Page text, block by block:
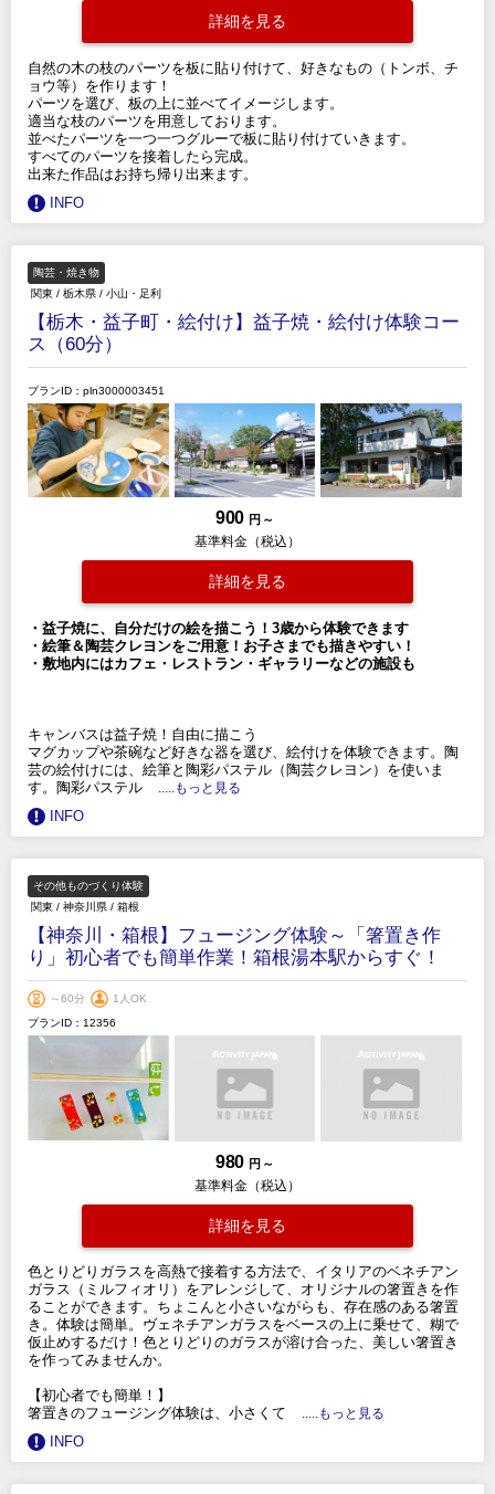
詳細を見る
自然の木の枝のパーツを板に貼り付けて、好きなもの（トンボ、チ
ョウ等）を作ります！
パーツを選び、板の上に並べてイメージします。
適当な枝のパーツを用意しております。
並べたパーツを一つ一つグルーで板に貼り付けていきます。
すべてのパーツを接着したら完成。
出来た作品はお持ち帰り出来ます。
INFO
陶芸・焼き物
関東 / 栃木県 / 小山・足利
【栃木・益子町・絵付け】益子焼・絵付け体験コー
ス（60分）
プランID：pln3000003451
900 円 ～
基準料金（税込）
詳細を見る
・益子焼に、自分だけの絵を描こう！3歳から体験できます
・絵筆＆陶芸クレヨンをご用意！お子さまでも描きやすい！
・敷地内にはカフェ・レストラン・ギャラリーなどの施設も
キャンバスは益子焼！自由に描こう
マグカップや茶碗など好きな器を選び、絵付けを体験できます。陶
芸の絵付けには、絵筆と陶彩パステル（陶芸クレヨン）を使いま
す。陶彩パステル
.....もっと見る
INFO
その他ものづくり体験
関東 / 神奈川県 / 箱根
【神奈川・箱根】フュージング体験～「箸置き作
り」初心者でも簡単作業！箱根湯本駅からすぐ！
～60分
1人OK
プランID：12356
980 円 ～
基準料金（税込）
詳細を見る
色とりどりガラスを高熱で接着する方法で、イタリアのベネチアン
ガラス（ミルフィオリ）をアレンジして、オリジナルの箸置きを作
ることができます。ちょこんと小さいながらも、存在感のある箸置
き。体験は簡単。ヴェネチアンガラスをベースの上に乗せて、糊で
仮止めするだけ！色とりどりのガラスが溶け合った、美しい箸置き
を作ってみませんか。
【初心者でも簡単！】
箸置きのフュージング体験は、小さくて
.....もっと見る
INFO